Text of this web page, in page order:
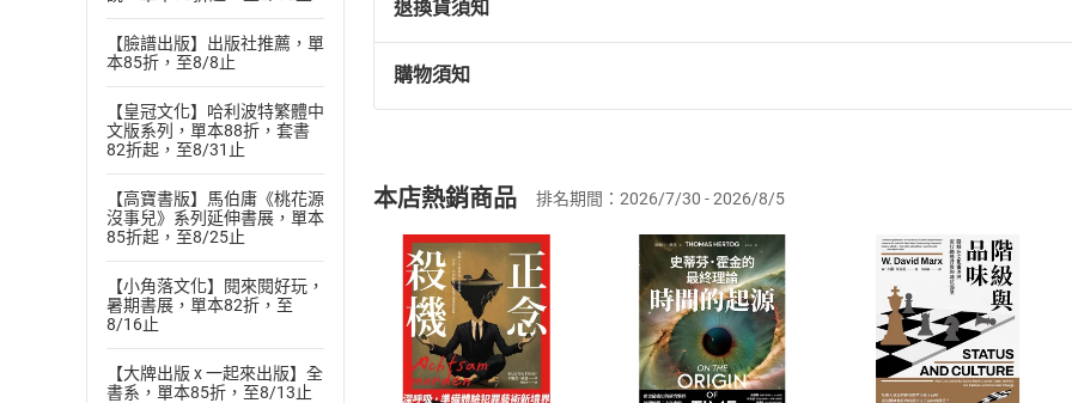
【臉譜出版】出版社推薦，單
本85折，至8/8止
【皇冠文化】哈利波特繁體中
文版系列，單本88折，套書
82折起，至8/31止
【高寶書版】馬伯庸《桃花源
沒事兒》系列延伸書展，單本
85折起，至8/25止
【小角落文化】閱來閱好玩，
暑期書展，單本82折，至
8/16止
【大牌出版 x 一起來出版】全
書系，單本85折，至8/13止
退換貨須知
退換貨規定：
(一)依消費者保護法第19條第1項後段暨通訊交易解除權合理例外情事適用
(二)消費者訂購本店鋪之商品即代表知悉本店鋪所銷售之商品為電子書，屬
且已下載/存取電子書，不得請求退貨退款。
退貨方式：您欲取消訂單或辦理退貨時，請登入樂天市場，並於「我的訂單」
貨」，本店鋪將依您的申請進行審核，待審核通過後將為您辦理退款事宜。
請注意，樂天市場須以整筆訂單為單位進行取消/退貨，恕無法以單支商品取消
購物須知
挑選商品
Choose
放入購物車
Shopping cart
登入帳號
Login
購書後，如何開始使用？
本店熱銷商品 排名期間：2026/7/30 - 2026/8/5